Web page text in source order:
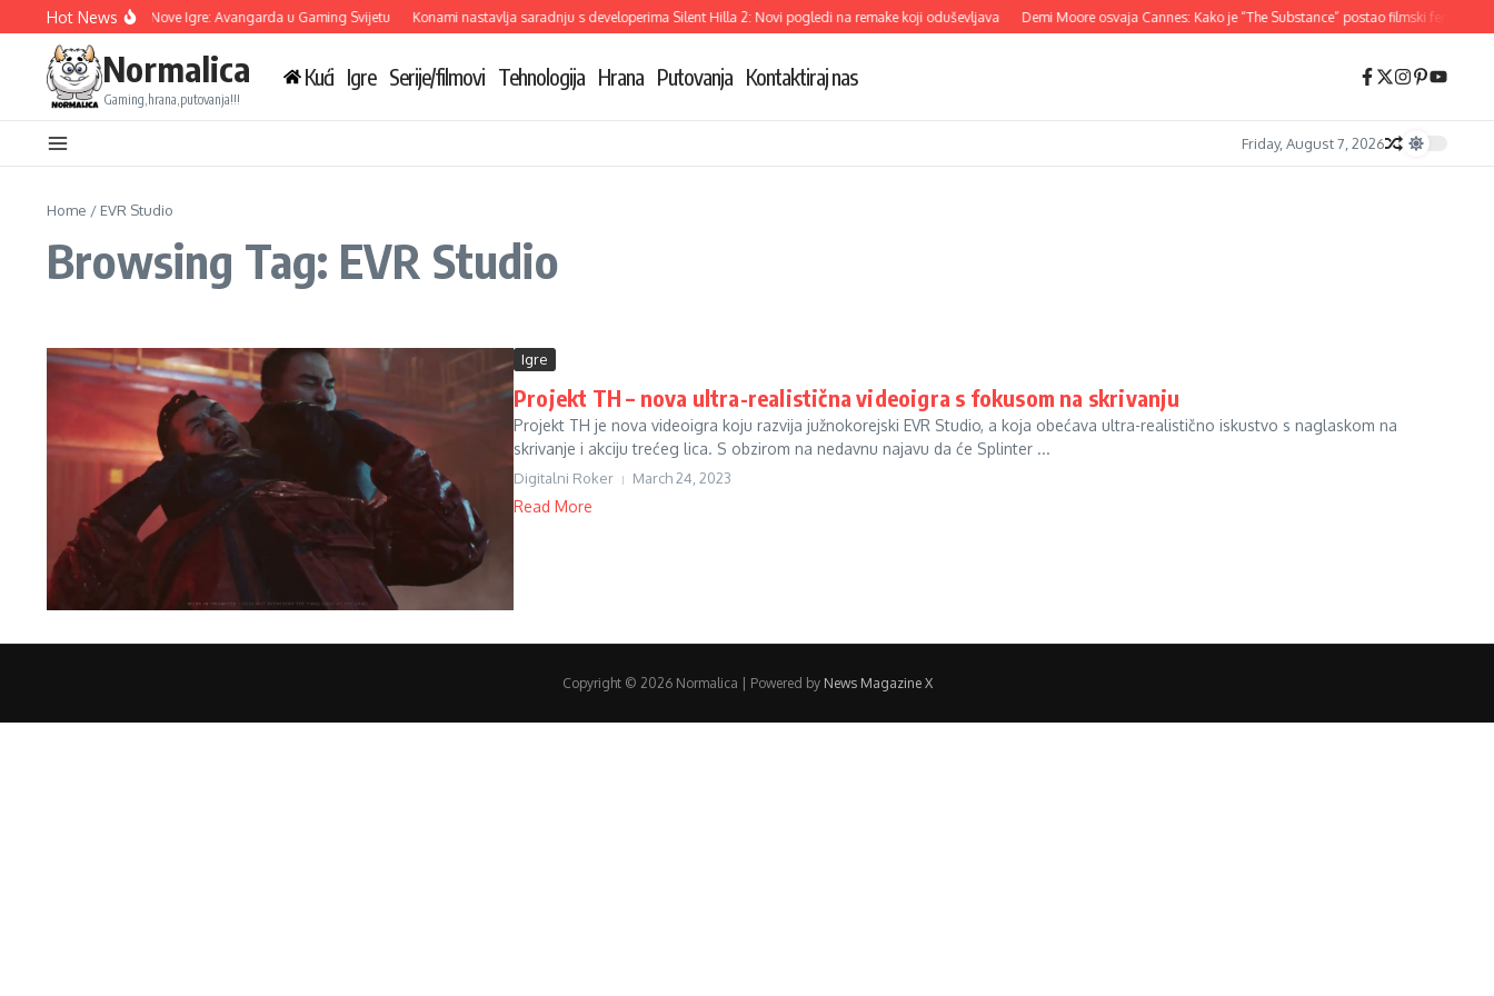
Skip to content
Hot News
Ubisoft Otkriva Tri Nove Igre: Avangarda u Gaming Svijetu Konami nastavlja saradnju s developerima Silent Hilla 2: Novi pogledi na remake koji oduševljava Demi Moore osvaja Cannes: Kako je “The Substance” postao filmski fenomen
Normalica
Gaming,hrana,putovanja!!!
Kući Igre Serije/filmovi Tehnologija Hrana Putovanja Kontaktiraj nas
Friday, August 7, 2026
Home / EVR Studio
Browsing Tag: EVR Studio
Igre
Projekt TH – nova ultra-realistična videoigra s fokusom na skrivanju
Projekt TH je nova videoigra koju razvija južnokorejski EVR Studio, a koja obećava ultra-realistično iskustvo s naglaskom na
skrivanje i akciju trećeg lica. S obzirom na nedavnu najavu da će Splinter ...
Digitalni Roker March 24, 2023
Read More
Copyright © 2026 Normalica | Powered by News Magazine X